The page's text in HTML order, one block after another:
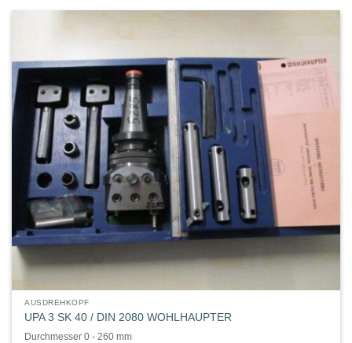
AUSDREHKOPF
UPA 3 SK 40 / DIN 2080 WOHLHAUPTER
Durchmesser 0 - 260 mm